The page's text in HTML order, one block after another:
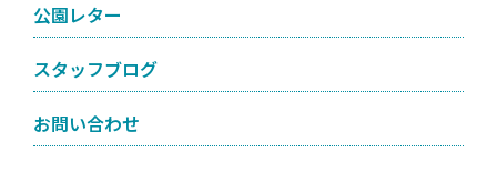
公園レター
スタッフブログ
お問い合わせ